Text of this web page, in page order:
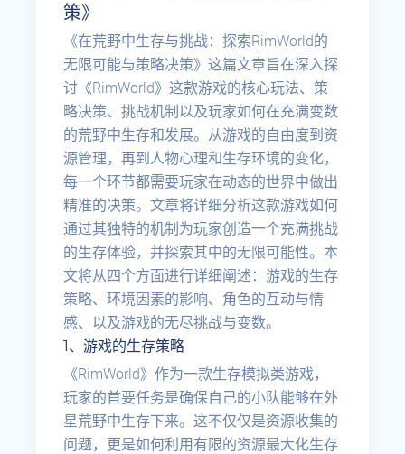
策》
《在荒野中生存与挑战：探索RimWorld的
无限可能与策略决策》这篇文章旨在深入探
讨《RimWorld》这款游戏的核心玩法、策
略决策、挑战机制以及玩家如何在充满变数
的荒野中生存和发展。从游戏的自由度到资
源管理，再到人物心理和生存环境的变化，
每一个环节都需要玩家在动态的世界中做出
精准的决策。文章将详细分析这款游戏如何
通过其独特的机制为玩家创造一个充满挑战
的生存体验，并探索其中的无限可能性。本
文将从四个方面进行详细阐述：游戏的生存
策略、环境因素的影响、角色的互动与情
感、以及游戏的无尽挑战与变数。
1、游戏的生存策略
《RimWorld》作为一款生存模拟类游戏，
玩家的首要任务是确保自己的小队能够在外
星荒野中生存下来。这不仅仅是资源收集的
问题，更是如何利用有限的资源最大化生存